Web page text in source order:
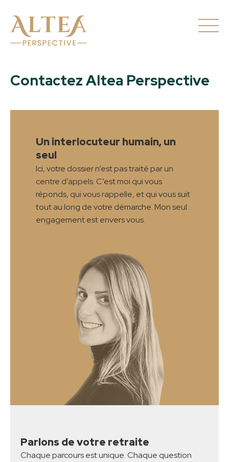
Contactez Altea Perspective
Un interlocuteur humain, un
seul
Ici, votre dossier n’est pas traité par un
centre d’appels. C’est moi qui vous
réponds, qui vous rappelle, et qui vous suit
tout au long de votre démarche. Mon seul
engagement est envers vous.
Parlons de votre retraite
Chaque parcours est unique. Chaque question